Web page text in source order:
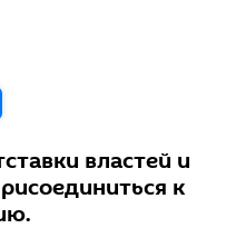
властей и
к